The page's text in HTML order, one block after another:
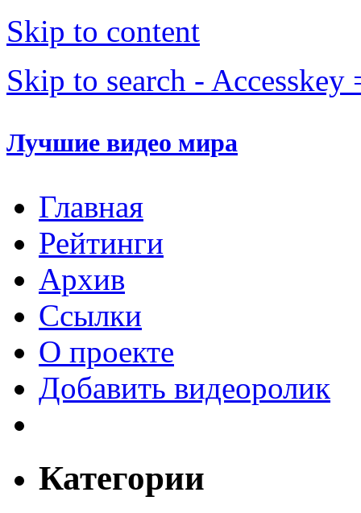
Skip to content
Skip to search - Accesskey
Лучшие видео мира
Главная
Рейтинги
Архив
Ссылки
О проекте
Добавить видеоролик
Категории